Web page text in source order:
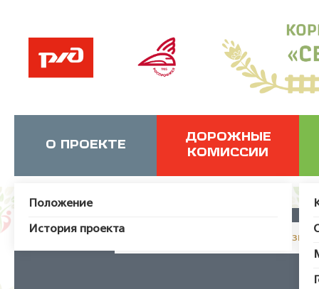
О ПРОЕКТЕ
Положение
История проекта
ДОРОЖНЫЕ
КОМИССИИ
JUser: :_load: Не удалось